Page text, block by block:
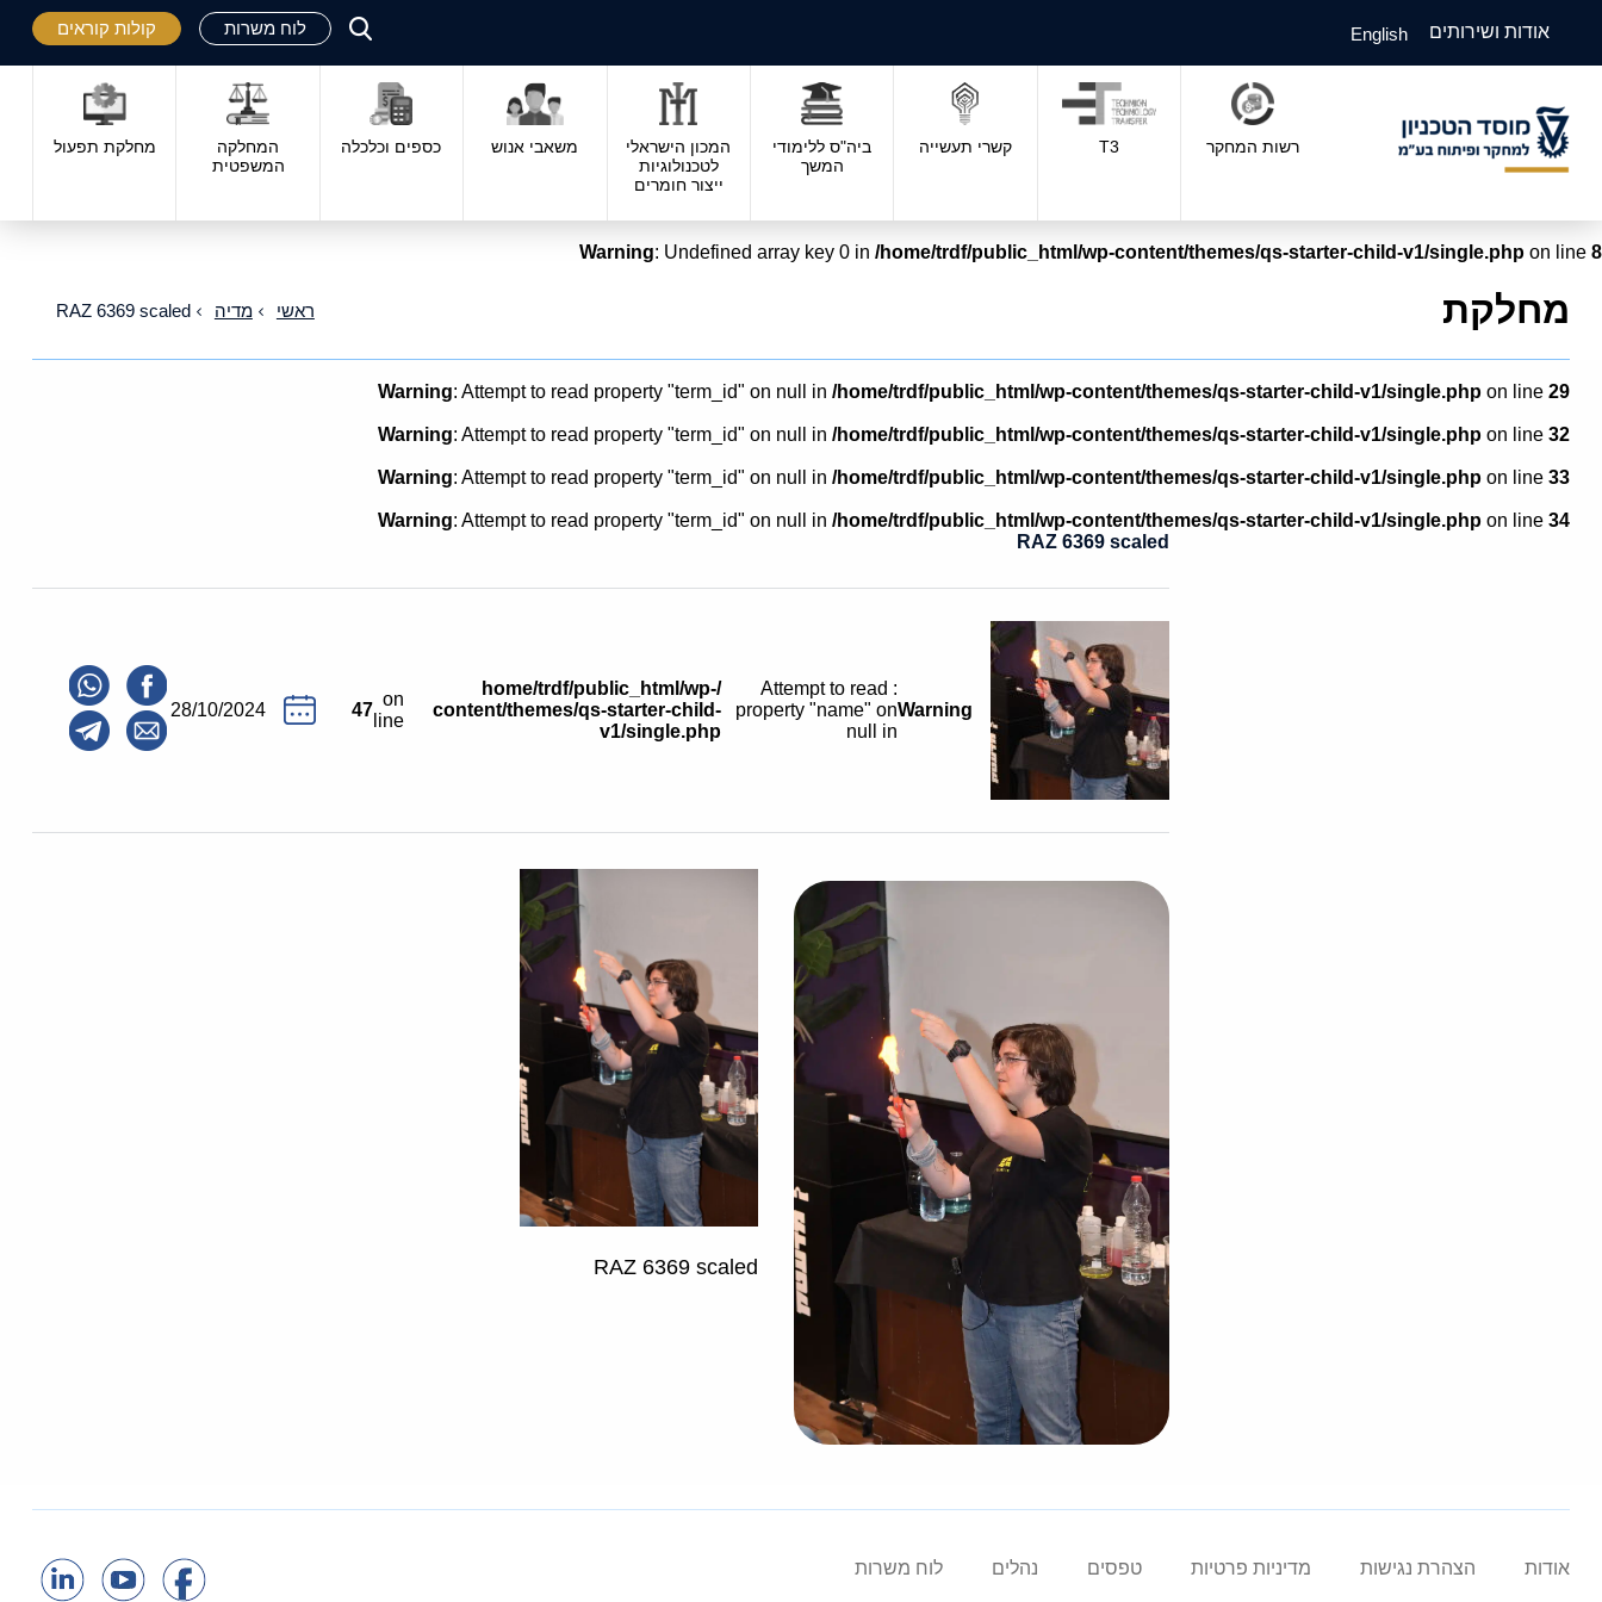
אודות ושירותים English פתח
סגור לוח משרות קולות קוראים
רשות המחקר T3 קשרי תעשייה
ביה"ס ללימודי
המשך
המכון הישראלי
לטכנולוגיות
ייצור חומרים
משאבי אנוש כספים וכלכלה
המחלקה
המשפטית
מחלקת תפעול
Warning: Undefined array key 0 in /home/trdf/public_html/wp-content/themes/qs-starter-child-v1/single.php on line 8
מחלקת ראשי מדיה RAZ 6369 scaled
Warning: Attempt to read property "term_id" on null in/home/trdf/public_html/wp-content/themes/qs-starter-child-v1/single.php on line29
Warning: Attempt to read property "term_id" on null in/home/trdf/public_html/wp-content/themes/qs-starter-child-v1/single.php on line32
Warning: Attempt to read property "term_id" on null in/home/trdf/public_html/wp-content/themes/qs-starter-child-v1/single.php on line33
Warning: Attempt to read property "term_id" on null in/home/trdf/public_html/wp-content/themes/qs-starter-child-v1/single.php on line34
RAZ 6369 scaled
Warning
: Attempt to read
property "name" on
null in
/home/trdf/public_html/wp-
content/themes/qs-starter-child-
v1/single.php
on
line
47
28/10/2024
RAZ 6369 scaled
אודות הצהרת נגישות מדיניות פרטיות טפסים נהלים לוח משרות